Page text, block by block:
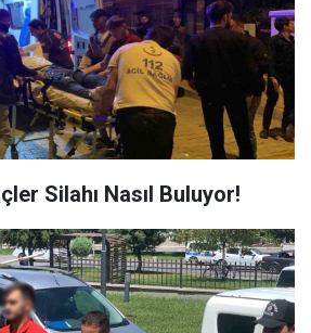
Silahı Nasıl Buluyor!